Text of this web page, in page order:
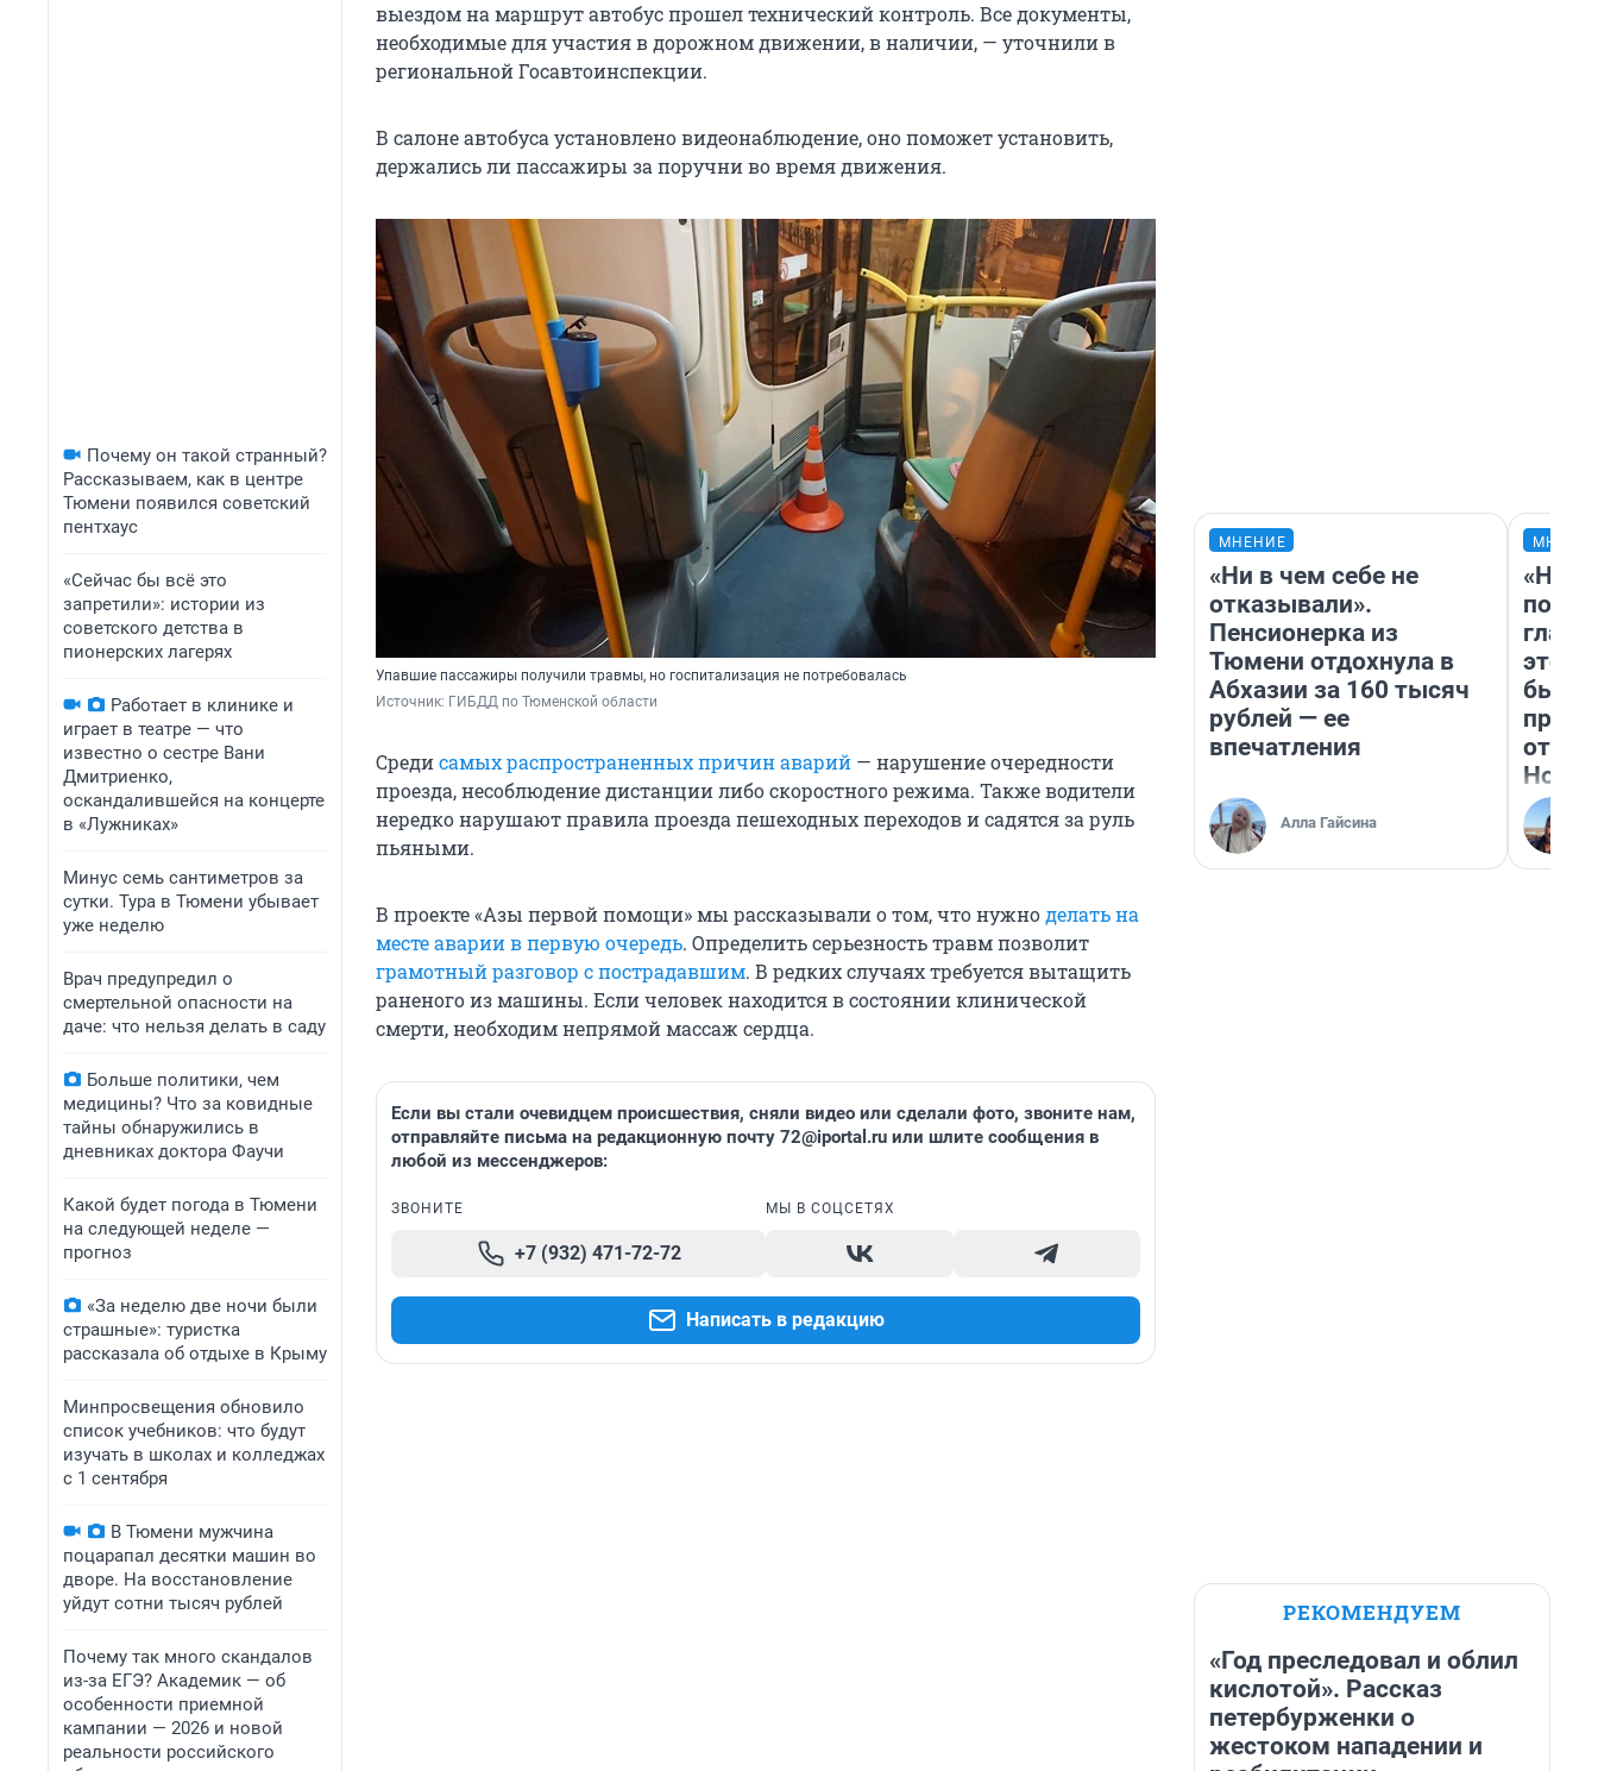
Почему он такой странный?
Рассказываем, как в центре
Тюмени появился советский
пентхаус
«Сейчас бы всё это
запретили»: истории из
советского детства в
пионерских лагерях
Работает в клинике и
играет в театре — что
известно о сестре Вани
Дмитриенко,
оскандалившейся на концерте
в «Лужниках»
Минус семь сантиметров за
сутки. Тура в Тюмени убывает
уже неделю
Врач предупредил о
смертельной опасности на
даче: что нельзя делать в саду
Больше политики, чем
медицины? Что за ковидные
тайны обнаружились в
дневниках доктора Фаучи
Какой будет погода в Тюмени
на следующей неделе —
прогноз
«За неделю две ночи были
страшные»: туристка
рассказала об отдыхе в Крыму
Минпросвещения обновило
список учебников: что будут
изучать в школах и колледжах
с 1 сентября
В Тюмени мужчина
поцарапал десятки машин во
дворе. На восстановление
уйдут сотни тысяч рублей
Почему так много скандалов
из-за ЕГЭ? Академик — об
особенности приемной
кампании — 2026 и новой
реальности российского
выездом на маршрут автобус прошел технический контроль. Все документы,
необходимые для участия в дорожном движении, в наличии, — уточнили в
региональной Госавтоинспекции.
В салоне автобуса установлено видеонаблюдение, оно поможет установить,
держались ли пассажиры за поручни во время движения.
Упавшие пассажиры получили травмы, но госпитализация не потребовалась
Источник: ГИБДД по Тюменской области
Средисамых распространенных причин аварий — нарушение очередности
проезда, несоблюдение дистанции либо скоростного режима. Также водители
нередко нарушают правила проезда пешеходных переходов и садятся за руль
пьяными.
В проекте «Азы первой помощи» мы рассказывали о том, что нужноделать на
месте аварии в первую очередь. Определить серьезность травм позволит
грамотный разговор с пострадавшим. В редких случаях требуется вытащить
раненого из машины. Если человек находится в состоянии клинической
смерти, необходим непрямой массаж сердца.
Если вы стали очевидцем происшествия, сняли видео или сделали фото, звоните нам,
отправляйте письма на редакционную почту 72@iportal.ru или шлите сообщения в
любой из мессенджеров:
ЗВОНИТЕ
+7 (932) 471-72-72
МЫ В СОЦСЕТЯХ
Написать в редакцию
МНЕНИЕ
«Ни в чем себе не
отказывали».
Пенсионерка из
Тюмени отдохнула в
Абхазии за 160 тысяч
рублей — ее
впечатления
Алла Гайсина
этого
бьет
РЕКОМЕНДУЕМ
«Год преследовал и облил
кислотой». Рассказ
петербурженки о
жестоком нападении и